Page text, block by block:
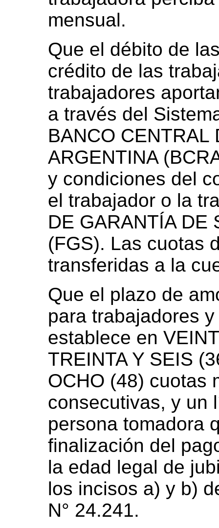
mensual.
Que el débito de
crédito de las
trabajadores
a través del
BANCO CENTRAL
ARGENTINA
y condiciones del
el trabajador o la
DE GARANTÍA DE
(FGS). Las cuotas
transferidas a la
Que el plazo de
para trabajadores
establece en
TREINTA Y SEIS
OCHO (48) cuotas
consecutivas, y un
persona tomadora
finalización del
la edad legal de
los incisos a) y b)
N° 24.241.